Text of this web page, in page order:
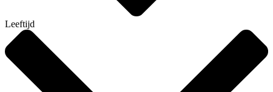
Leeftijd